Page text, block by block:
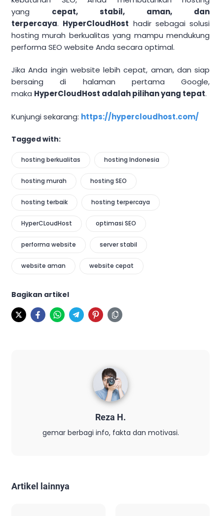
yang cepat, stabil, aman, dan
terpercaya. HyperCloudHost hadir sebagai solusi
hosting murah berkualitas yang mampu mendukung
performa SEO website Anda secara optimal.
Jika Anda ingin website lebih cepat, aman, dan siap
bersaing di halaman pertama Google,
maka HyperCloudHost adalah pilihan yang tepat.
Kunjungi sekarang: https://hypercloudhost.com/
Tagged with:
hosting berkualitas hosting Indonesia
hosting murah hosting SEO
hosting terbaik hosting terpercaya
HyperCLoudHost optimasi SEO
performa website server stabil
website aman website cepat
Bagikan artikel
Reza H.
gemar berbagi info, fakta dan motivasi.
Artikel lainnya